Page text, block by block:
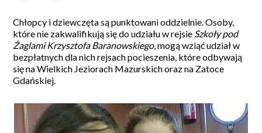
Chłopcy i dziewczęta są punktowani oddzielnie. Osoby,
które nie zakwalifikują się do udziału w rejsie Szkoły pod
Żaglami Krzysztofa Baranowskiego, mogą wziąć udział w
bezpłatnych dla nich rejsach pocieszenia, które odbywają
się na Wielkich Jeziorach Mazurskich oraz na Zatoce
Gdańskiej.